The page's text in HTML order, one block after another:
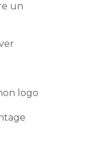
un
logo